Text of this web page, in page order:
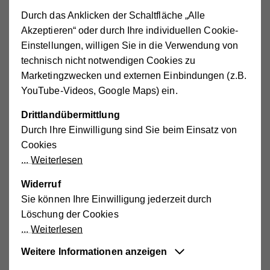
anonymisiert veröffentlicht wird. Dem/der Teilnehmer/in ist
bekannt, dass gepostete Bild-/Foto- oder Textbeiträge
auch über die Website von Hilfswerk Niederösterreich
sowie Dritte in sozialen Medien diskutiert und verlinkt
werden dürfen.
Die Verlosung des Gewinns erfolgt nach Ablauf des
Durchführungszeitraums und unter Gewährleistung des
Zufallsprinzips und des Vier-Augen-Prinzips, sofern nicht
andere Angaben zur Gewinnermittlung (z.B. Abstimmung)
Beiträge, die gegen österreichisches bzw. europäisches
Recht oder unsere Netiquette verstoßen, werden nicht
berücksichtigt. Der/Die Teilnehmer/in nimmt in diesem Fall
Durch das Anklicken der Schaltfläche „Alle
Akzeptieren“ oder durch Ihre individuellen Cookie-
Einstellungen, willigen Sie in die Verwendung von
technisch nicht notwendigen Cookies zu
Marketingzwecken und externen Einbindungen (z.B.
YouTube-Videos, Google Maps) ein.
Drittlandübermittlung
Durch Ihre Einwilligung sind Sie beim Einsatz von
Cookies
Weiterlesen
Widerruf
Sie können Ihre Einwilligung jederzeit durch
Löschung der Cookies
Weiterlesen
Weitere Informationen anzeigen